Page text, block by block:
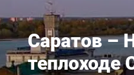
Саратов –
теплоходе